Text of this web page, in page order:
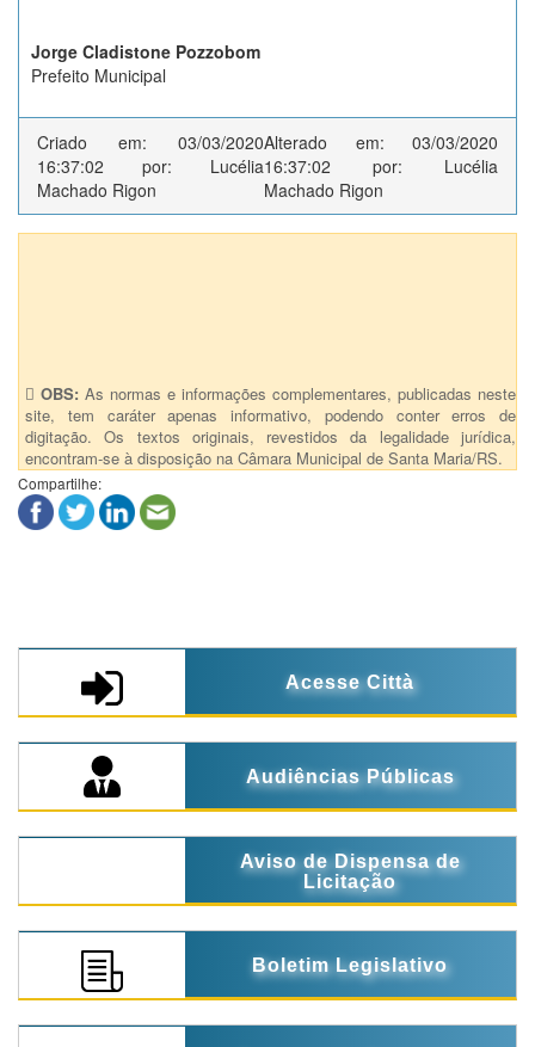
Jorge Cladistone Pozzobom
Prefeito Municipal
Criado em: 03/03/2020
16:37:02 por: Lucélia
Machado Rigon
Alterado em: 03/03/2020
16:37:02 por: Lucélia
Machado Rigon
OBS: As normas e informações complementares, publicadas neste
site, tem caráter apenas informativo, podendo conter erros de
digitação. Os textos originais, revestidos da legalidade jurídica,
encontram-se à disposição na Câmara Municipal de Santa Maria/RS.
Compartilhe:
Acesse Città
Audiências Públicas
Aviso de Dispensa de
Licitação
Boletim Legislativo